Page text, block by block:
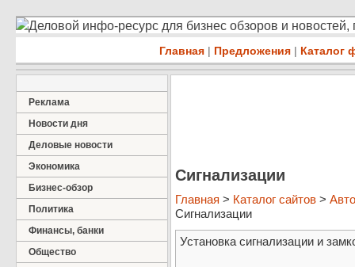
Деловой инфо-ресурс для бизнес обзоров и
Главная | Предложения | Каталог
Реклама
Новости дня
Деловые новости
Экономика
Бизнес-обзор
Политика
Финансы, банки
Общество
Сигнализации
Главная > Каталог сайтов >
Сигнализации
Установка сигнализации и